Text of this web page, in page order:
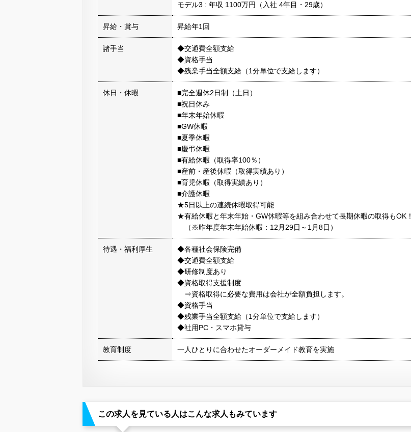
モデル3 : 年収 1100万円（入社 4年目・29歳）
昇給・賞与 昇給年1回
諸手当
◆交通費全額支給
◆資格手当
◆残業手当全額支給（1分単位で支給します）
休日・休暇
■完全週休2日制（土日）
■祝日休み
■年末年始休暇
■GW休暇
■夏季休暇
■慶弔休暇
■有給休暇（取得率100％）
■産前・産後休暇（取得実績あり）
■育児休暇（取得実績あり）
■介護休暇
★5日以上の連続休暇取得可能
★有給休暇と年末年始・GW休暇等を組み合わせて長期休暇の取得もOK！
（※昨年度年末年始休暇：12月29日～1月8日）
待遇・福利厚生
◆各種社会保険完備
◆交通費全額支給
◆研修制度あり
◆資格取得支援制度
⇒資格取得に必要な費用は会社が全額負担します。
◆資格手当
◆残業手当全額支給（1分単位で支給します）
◆社用PC・スマホ貸与
教育制度 一人ひとりに合わせたオーダーメイド教育を実施
この求人を見ている人はこんな求人もみています